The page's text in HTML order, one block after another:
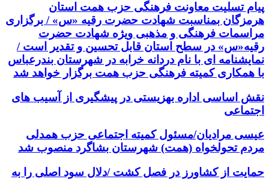
پیام تسلیت معاونت فرهنگی حزب همت استان
هرمزگان بمناسبت شهادت حضرت رقیه «س» / برگزاری
مراسمات فرهنگی و مذهبی ویژه شهادت حضرت
رقیه«س» در سطح استان قابل تحسین و تقدیر است /
نمایشنامه ای با نام دردانه خرابه در شهرستان بندرعباس
با همکاری کمیته فرهنگی حزب همت برگزار خواهد شد
نقش اساسی اداره بهزیستی در پیشگیری از آسیب های
اجتماعی
عیسی مرادیان/مسئول کمیته اجتماعی حزب همدلی
مردم تحولخواه (همت) شهرستان بشاگرد منصوب شد
حمایت از کشاورز در فصل کشت /دلال سود اصلی را به